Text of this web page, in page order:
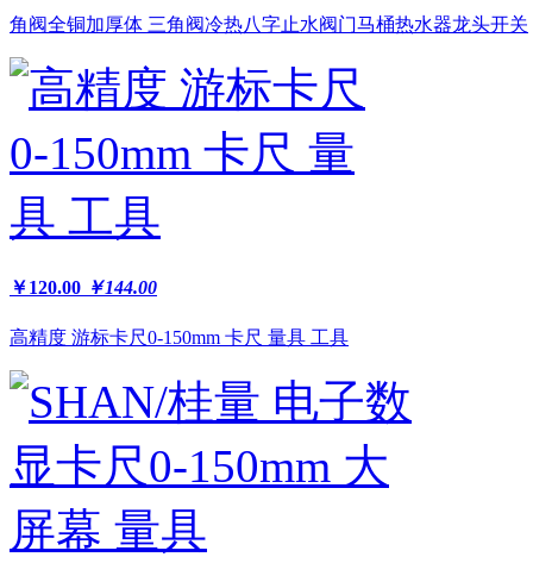
角阀全铜加厚体 三角阀冷热八字止水阀门马桶热水器龙头开关
￥120.00 ￥144.00
高精度 游标卡尺0-150mm 卡尺 量具 工具